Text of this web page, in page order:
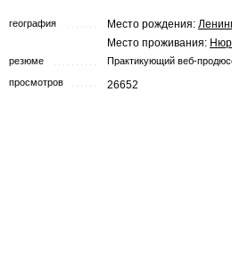
география Место рождения:
Место проживания:
резюме
Практикующий веб-
просмотров
26652